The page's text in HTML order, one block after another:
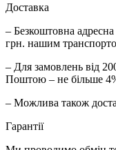
Доставка
– Безкоштовна
грн. нашим
– Для замовлень від
Поштою – не більше
– Можлива також
Гарантії